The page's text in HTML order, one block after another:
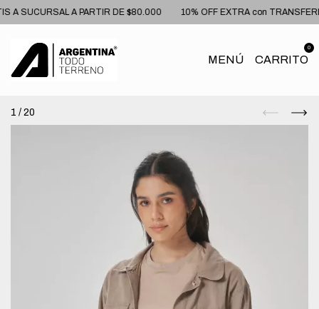
SUCURSAL A PARTIR DE $80.000 10% OFF EXTRA con
MENÚ CARRITO
0
1 / 20